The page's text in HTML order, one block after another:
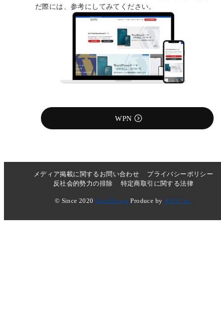
だ際には、参考にしてみてください。
WPN
メディア掲載に関するお問い合わせ
プライバシーポリシー
反社会的勢力の排除
特定商取引に関する法律
© Since 2020 GiveDesign Produce by RAM Inc.